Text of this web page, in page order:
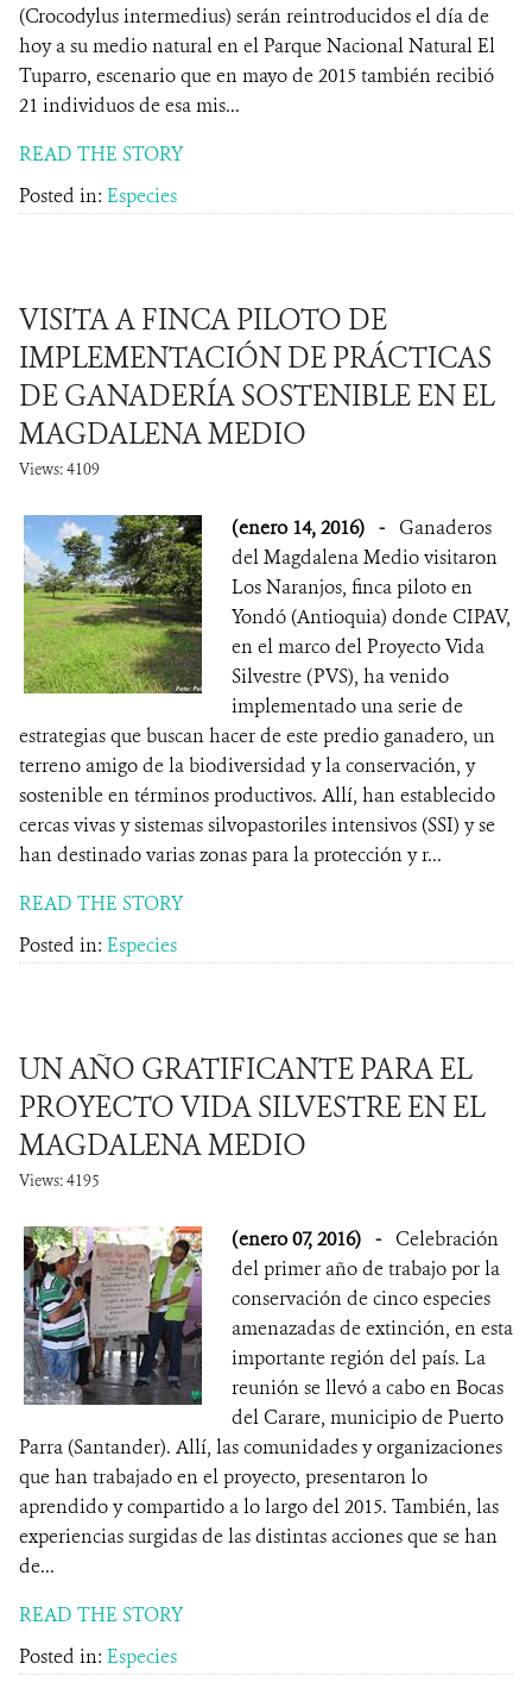
(Crocodylus intermedius) serán reintroducidos el día de
hoy a su medio natural en el Parque Nacional Natural El
Tuparro, escenario que en mayo de 2015 también recibió
21 individuos de esa mis...
READ THE STORY
Posted in: Especies
VISITA A FINCA PILOTO DE
IMPLEMENTACIÓN DE PRÁCTICAS
DE GANADERÍA SOSTENIBLE EN EL
MAGDALENA MEDIO
Views: 4109
(enero 14, 2016) - Ganaderos
del Magdalena Medio visitaron
Los Naranjos, finca piloto en
Yondó (Antioquia) donde CIPAV,
en el marco del Proyecto Vida
Silvestre (PVS), ha venido
implementado una serie de
estrategias que buscan hacer de este predio ganadero, un
terreno amigo de la biodiversidad y la conservación, y
sostenible en términos productivos. Allí, han establecido
cercas vivas y sistemas silvopastoriles intensivos (SSI) y se
han destinado varias zonas para la protección y r...
READ THE STORY
Posted in: Especies
UN AÑO GRATIFICANTE PARA EL
PROYECTO VIDA SILVESTRE EN EL
MAGDALENA MEDIO
Views: 4195
(enero 07, 2016) - Celebración
del primer año de trabajo por la
conservación de cinco especies
amenazadas de extinción, en esta
importante región del país. La
reunión se llevó a cabo en Bocas
del Carare, municipio de Puerto
Parra (Santander). Allí, las comunidades y organizaciones
que han trabajado en el proyecto, presentaron lo
aprendido y compartido a lo largo del 2015. También, las
experiencias surgidas de las distintas acciones que se han
de...
READ THE STORY
Posted in: Especies